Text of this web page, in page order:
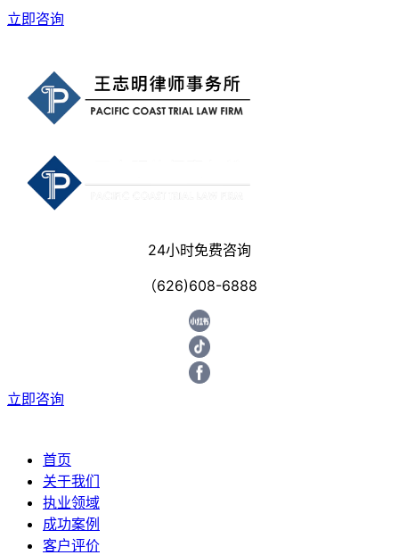
立即咨询
24小时免费咨询
（626)608-6888
立即咨询
首页
关于我们
执业领域
成功案例
客户评价